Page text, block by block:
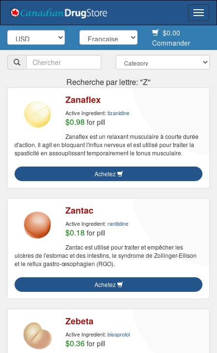
$0.00
Commander
Recherche par lettre: "Z"
Zanaflex
Active Ingredient: tizanidine
$0.98 for pill
Zanaflex est un relaxant musculaire à courte durée
d'action. Il agit en bloquant l'influx nerveux et est utilisé pour traiter la
spasticité en assouplissant temporairement le tonus musculaire.
Achetez
Zantac
Active Ingredient: ranitidine
$0.18 for pill
Zantac est utilisé pour traiter et empêcher les
ulcères de l'estomac et des intestins, le syndrome de Zollinger-Ellison
et le reflux gastro-œsophagien (RGO).
Achetez
Zebeta
Active Ingredient: bisoprolol
$0.36 for pill